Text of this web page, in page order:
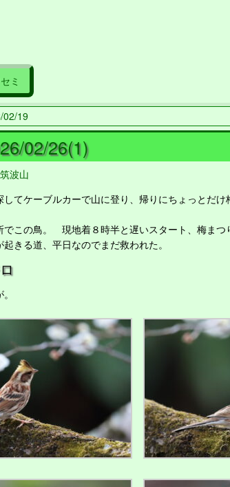
ミ
02/19
02/26(1)
筑波山
てケーブルカーで山に登り、帰りにちょっとだけ
この鳥。 現地着８時半と遅いスタート、梅まつ
きる道、平日なのでまだ救われた。